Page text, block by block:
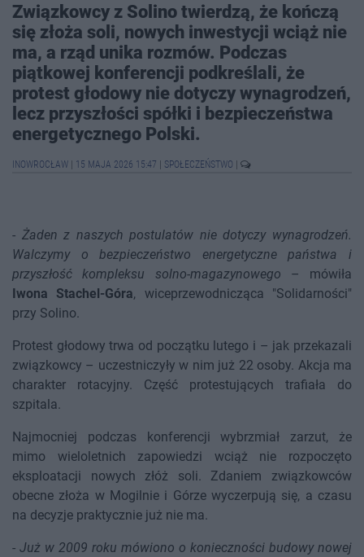
Związkowcy z Solino twierdzą, że kończą
się złoża soli, nowych inwestycji wciąż nie
ma, a rząd unika rozmów. Podczas
piątkowej konferencji podkreślali, że
protest głodowy nie dotyczy wynagrodzeń,
lecz przyszłości spółki i bezpieczeństwa
energetycznego Polski.
INOWROCŁAW 15 MAJA 2026 15:47 SPOŁECZEŃSTWO
- Żaden z naszych postulatów nie dotyczy wynagrodzeń.
Walczymy o bezpieczeństwo energetyczne państwa i
przyszłość kompleksu solno-magazynowego – mówiła
Iwona Stachel-Góra, wiceprzewodnicząca "Solidarności"
przy Solino.
Protest głodowy trwa od początku lutego i – jak przekazali
związkowcy – uczestniczyły w nim już 22 osoby. Akcja ma
charakter rotacyjny. Część protestujących trafiała do
szpitala.
Najmocniej podczas konferencji wybrzmiał zarzut, że
mimo wieloletnich zapowiedzi wciąż nie rozpoczęto
eksploatacji nowych złóż soli. Zdaniem związkowców
obecne złoża w Mogilnie i Górze wyczerpują się, a czasu
na decyzje praktycznie już nie ma.
- Już w 2009 roku mówiono o konieczności budowy nowej